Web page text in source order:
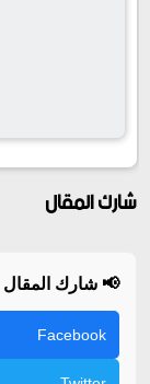
شارك المقال
📢 شارك المقال
Facebook